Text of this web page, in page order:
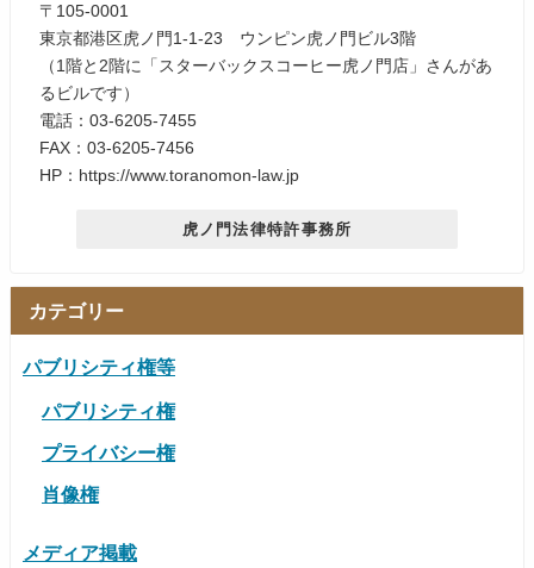
〒105-0001
東京都港区虎ノ門1-1-23 ウンピン虎ノ門ビル3階
（1階と2階に「スターバックスコーヒー虎ノ門店」さんがあ
るビルです）
電話：03-6205-7455
FAX：03-6205-7456
HP：https://www.toranomon-law.jp
虎ノ門法律特許事務所
カテゴリー
パブリシティ権等
パブリシティ権
プライバシー権
肖像権
メディア掲載